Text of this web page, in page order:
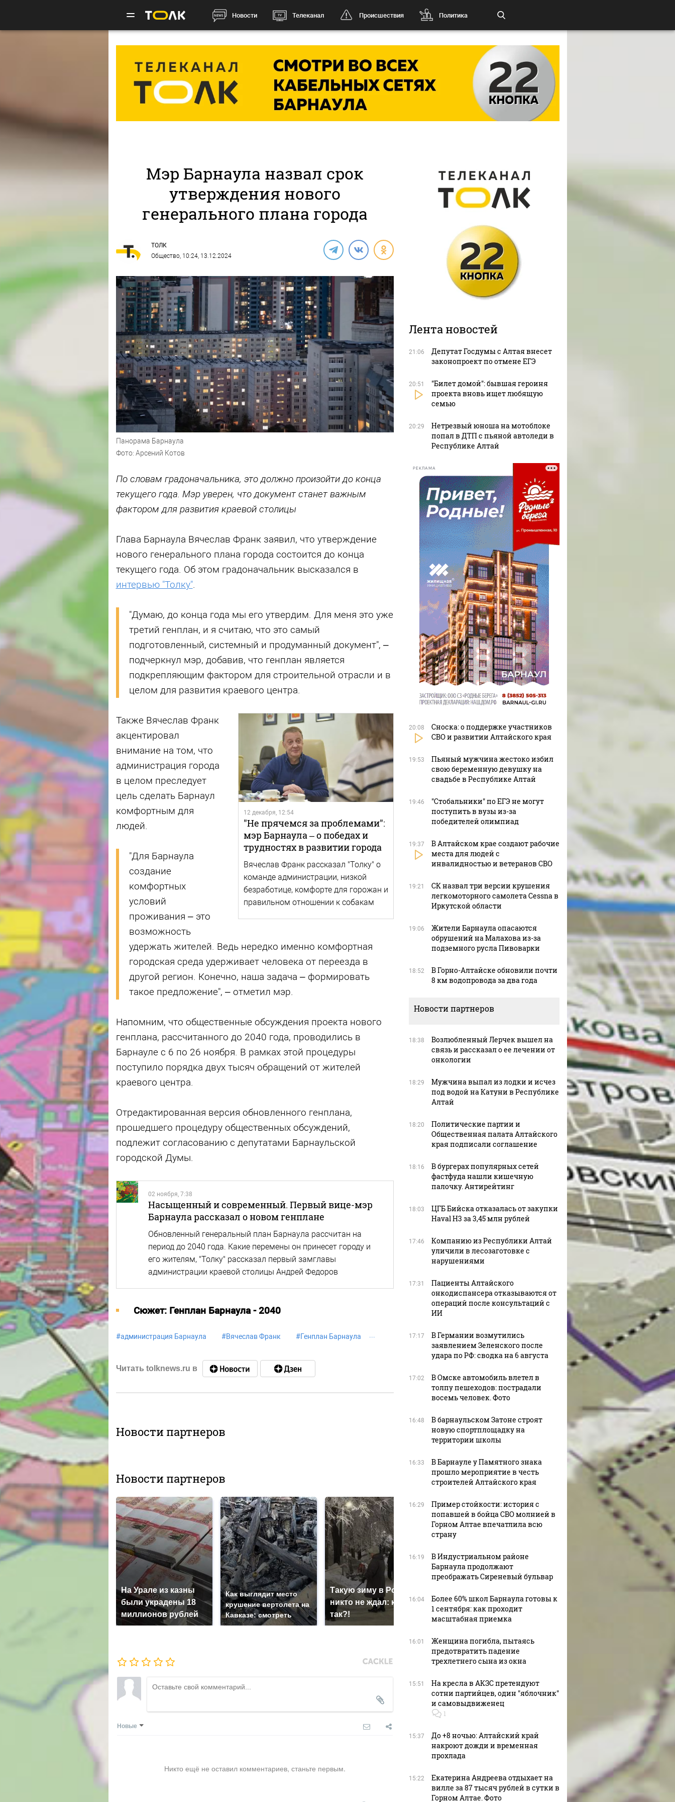
Новости Телеканал Происшествия Политика
Мэр Барнаула назвал срок
утверждения нового
генерального плана города
ТОЛК
Общество, 10:24, 13.12.2024
Панорама Барнаула
Фото: Арсений Котов
По словам градоначальника, это должно произойти до конца
текущего года. Мэр уверен, что документ станет важным
фактором для развития краевой столицы
Глава Барнаула Вячеслав Франк заявил, что утверждение
нового генерального плана города состоится до конца
текущего года. Об этом градоначальник высказался в
интервью "Толку".
"Думаю, до конца года мы его утвердим. Для меня это уже
третий генплан, и я считаю, что это самый
подготовленный, системный и продуманный документ", –
подчеркнул мэр, добавив, что генплан является
подкрепляющим фактором для строительной отрасли и в
целом для развития краевого центра.
12 декабря, 12:54
"Не прячемся за проблемами":
мэр Барнаула – о победах и
трудностях в развитии города
Вячеслав Франк рассказал "Толку" о
команде администрации, низкой
безработице, комфорте для горожан и
правильном отношении к собакам
Также Вячеслав Франк
акцентировал
внимание на том, что
администрация города
в целом преследует
цель сделать Барнаул
комфортным для
людей.
"Для Барнаула
создание
комфортных
условий
проживания – это
возможность
удержать жителей. Ведь нередко именно комфортная
городская среда удерживает человека от переезда в
другой регион. Конечно, наша задача – формировать
такое предложение", – отметил мэр.
Напомним, что общественные обсуждения проекта нового
генплана, рассчитанного до 2040 года, проводились в
Барнауле с 6 по 26 ноября. В рамках этой процедуры
поступило порядка двух тысяч обращений от жителей
краевого центра.
Отредактированная версия обновленного генплана,
прошедшего процедуру общественных обсуждений,
подлежит согласованию с депутатами Барнаульской
городской Думы.
02 ноября, 7:38
Насыщенный и современный. Первый вице-мэр
Барнаула рассказал о новом генплане
Обновленный генеральный план Барнаула рассчитан на
период до 2040 года. Какие перемены он принесет городу и
его жителям, "Толку" рассказал первый замглавы
администрации краевой столицы Андрей Федоров
Cюжет: Генплан Барнаула - 2040
#администрация Барнаула #Вячеслав Франк #Генплан Барнаула
Читать tolknews.ru в
Новости партнеров
Новости партнеров
На Урале из казны
были украдены 18
миллионов рублей
Как выглядит место
крушение вертолета на
Кавказе: смотреть
Такую зиму в России
никто не ждал: как
так?!
готовую еду из
магазина: список
жестокое убийство
Все
Новые
Никто ещё не оставил комментариев, станьте первым.
Лента новостей
21:06
Депутат Госдумы с Алтая внесет
законопроект по отмене ЕГЭ
20:51
"Билет домой": бывшая героиня
проекта вновь ищет любящую
семью
20:29
Нетрезвый юноша на мотоблоке
попал в ДТП с пьяной автоледи в
Республике Алтай
РЕКЛАМА
20:08
Сноска: о поддержке участников
СВО и развитии Алтайского края
19:53
Пьяный мужчина жестоко избил
свою беременную девушку на
свадьбе в Республике Алтай
19:46
"Стобальники" по ЕГЭ не могут
поступить в вузы из-за
победителей олимпиад
19:37
В Алтайском крае создают рабочие
места для людей с
инвалидностью и ветеранов СВО
19:21
СК назвал три версии крушения
легкомоторного самолета Cessna в
Иркутской области
19:06
Жители Барнаула опасаются
обрушений на Малахова из-за
подземного русла Пивоварки
18:52
В Горно-Алтайске обновили почти
8 км водопровода за два года
Новости партнеров
18:38
Возлюбленный Лерчек вышел на
связь и рассказал о ее лечении от
онкологии
18:29
Мужчина выпал из лодки и исчез
под водой на Катуни в Республике
Алтай
18:20
Политические партии и
Общественная палата Алтайского
края подписали соглашение
18:16
В бургерах популярных сетей
фастфуда нашли кишечную
палочку. Антирейтинг
18:03
ЦГБ Бийска отказалась от закупки
Haval H3 за 3,45 млн рублей
17:46
Компанию из Республики Алтай
уличили в лесозаготовке с
нарушениями
17:31
Пациенты Алтайского
онкодиспансера отказываются от
операций после консультаций с
ИИ
17:17
В Германии возмутились
заявлением Зеленского после
удара по РФ: сводка на 6 августа
17:02
В Омске автомобиль влетел в
толпу пешеходов: пострадали
восемь человек. Фото
16:48
В барнаульском Затоне строят
новую спортплощадку на
территории школы
16:33
В Барнауле у Памятного знака
прошло мероприятие в честь
строителей Алтайского края
16:29
Пример стойкости: история с
попавшей в бойца СВО молнией в
Горном Алтае впечатлила всю
страну
16:19
В Индустриальном районе
Барнаула продолжают
преображать Сиреневый бульвар
16:04
Более 60% школ Барнаула готовы к
1 сентября: как проходит
масштабная приемка
16:01
Женщина погибла, пытаясь
предотвратить падение
трехлетнего сына из окна
15:51
На кресла в АКЗС претендуют
сотни партийцев, один "яблочник"
и самовыдвиженец
1
15:37
До +8 ночью: Алтайский край
накроют дожди и временная
прохлада
15:22
Екатерина Андреева отдыхает на
вилле за 87 тысяч рублей в сутки в
Горном Алтае. Фото